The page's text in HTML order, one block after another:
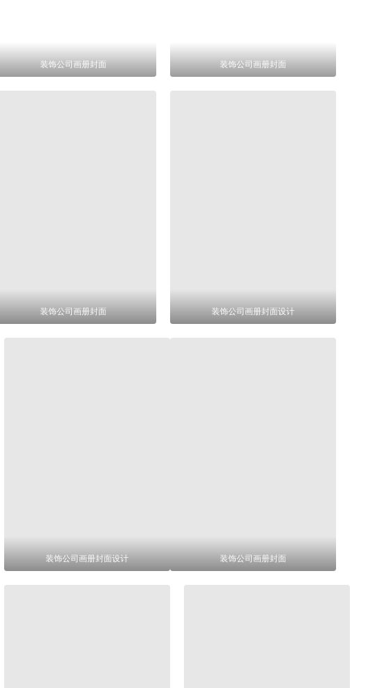
装饰公司画册封面 装饰公司画册封面
装饰公司画册封面 装饰公司画册封面设计
装饰公司画册封面设计 装饰公司画册封面